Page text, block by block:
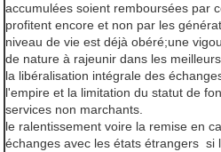
accumulées soient remboursées par
profitent encore et non par les
niveau de vie est déjà obéré;une
de nature à rajeunir dans les
la libéralisation intégrale des
l'empire et la limitation du statut de
services non marchants.
le ralentissement voire la remise en
échanges avec les états étrangers si